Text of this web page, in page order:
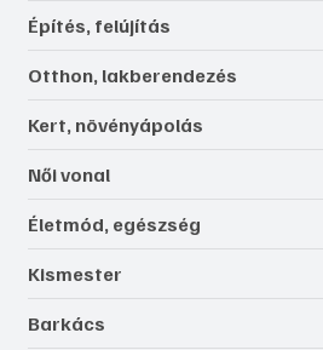
Építés, felújítás
Otthon, lakberendezés
Kert, növényápolás
Női vonal
Életmód, egészség
Kismester
Barkács